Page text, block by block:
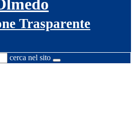
Trasparente
cerca nel sito